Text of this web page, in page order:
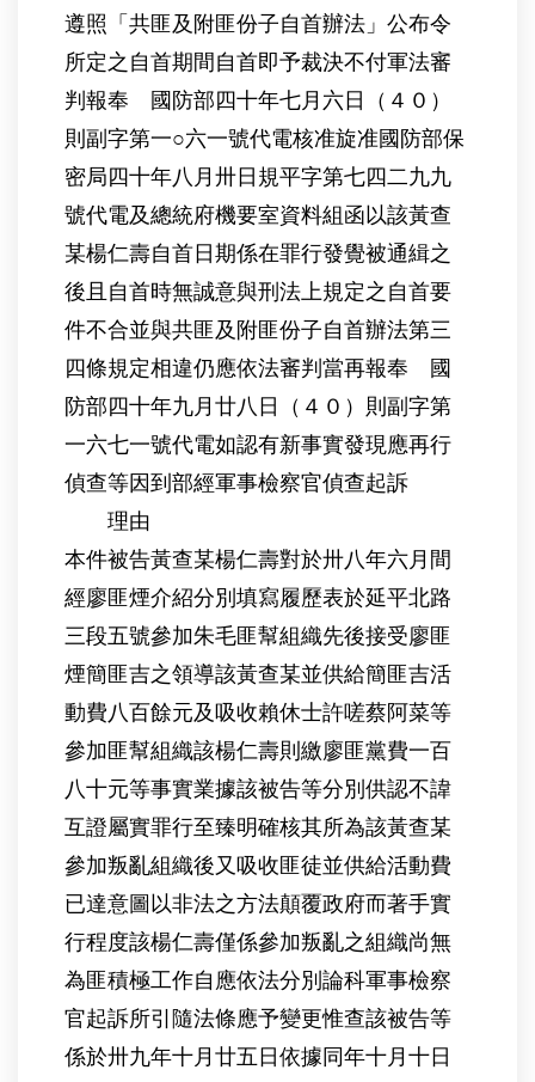
遵照「共匪及附匪份子自首辦法」公布令
所定之自首期間自首即予裁決不付軍法審
判報奉 國防部四十年七月六日（４０）
則副字第一○六一號代電核准旋准國防部保
密局四十年八月卅日規平字第七四二九九
號代電及總統府機要室資料組函以該黃查
某楊仁壽自首日期係在罪行發覺被通緝之
後且自首時無誠意與刑法上規定之自首要
件不合並與共匪及附匪份子自首辦法第三
四條規定相違仍應依法審判當再報奉 國
防部四十年九月廿八日（４０）則副字第
一六七一號代電如認有新事實發現應再行
偵查等因到部經軍事檢察官偵查起訴
理由
本件被告黃查某楊仁壽對於卅八年六月間
經廖匪煙介紹分別填寫履歷表於延平北路
三段五號參加朱毛匪幫組織先後接受廖匪
煙簡匪吉之領導該黃查某並供給簡匪吉活
動費八百餘元及吸收賴休士許嗟蔡阿菜等
參加匪幫組織該楊仁壽則繳廖匪黨費一百
八十元等事實業據該被告等分別供認不諱
互證屬實罪行至臻明確核其所為該黃查某
參加叛亂組織後又吸收匪徒並供給活動費
已達意圖以非法之方法顛覆政府而著手實
行程度該楊仁壽僅係參加叛亂之組織尚無
為匪積極工作自應依法分別論科軍事檢察
官起訴所引隨法條應予變更惟查該被告等
係於卅九年十月廿五日依據同年十月十日